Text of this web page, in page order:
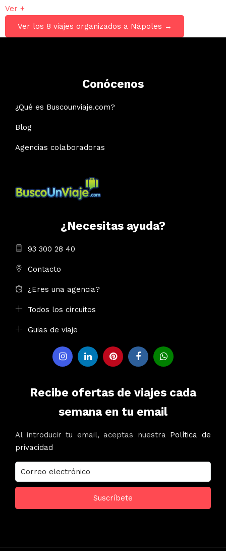
Ver +
Ver los 8 viajes organizados a Nápoles →
Conócenos
¿Qué es Buscounviaje.com?
Blog
Agencias colaboradoras
¿Necesitas ayuda?
93 300 28 40
Contacto
¿Eres una agencia?
Todos los circuitos
Guias de viaje
Recibe ofertas de viajes cada
semana en tu email
Al introducir tu email, aceptas nuestra Política de
privacidad